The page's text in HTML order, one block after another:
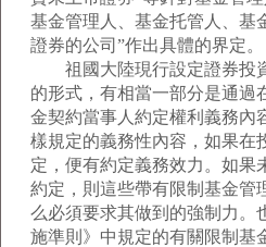
基金管理人、基金托管人、基
證券的公司”作出具體的界定。
祖國大陸現行設定證券投
的形式，有相當一部分是通過
金契約當事人約定權利義務內
樣規定的義務性內容，如果在
定，便有約定義務效力。如果
約定，則這些帶有限制基金管
么必須要求其做到的強制力。
施準則》中規定的有關限制基